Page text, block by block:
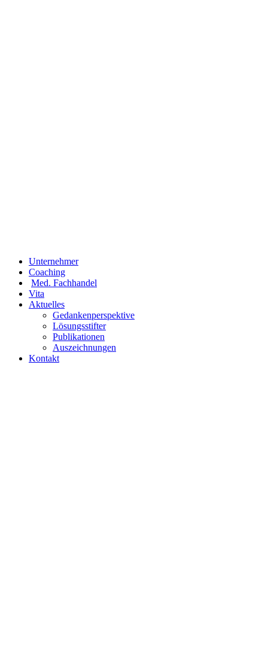
Unternehmer
Coaching
Med. Fachhandel
Vita
Aktuelles
Gedankenperspektive
Lösungsstifter
Publikationen
Auszeichnungen
Kontakt